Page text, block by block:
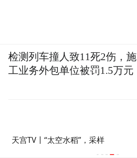
天宫TV丨“太空水稻”，采样
检测列车撞人致11死2伤，施
工业务外包单位被罚1.5万元